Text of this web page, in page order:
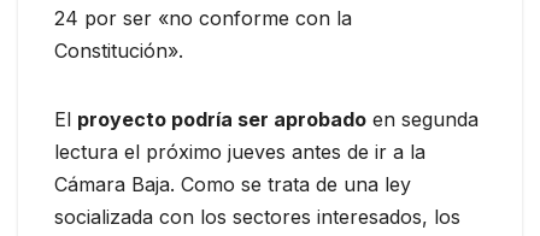
24 por ser «no conforme con la
Constitución».
El proyecto podría ser aprobado en segunda
lectura el próximo jueves antes de ir a la
Cámara Baja. Como se trata de una ley
socializada con los sectores interesados, los